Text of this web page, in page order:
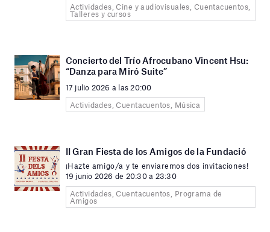
Actividades, Cine y audiovisuales, Cuentacuentos,
Talleres y cursos
Concierto del Trío Afrocubano Vincent Hsu:
“Danza para Miró Suite”
17 julio 2026 a las 20:00
Actividades, Cuentacuentos, Música
II Gran Fiesta de los Amigos de la Fundació
¡Hazte amigo/a y te enviaremos dos invitaciones!
19 junio 2026 de 20:30 a 23:30
Actividades, Cuentacuentos, Programa de
Amigos